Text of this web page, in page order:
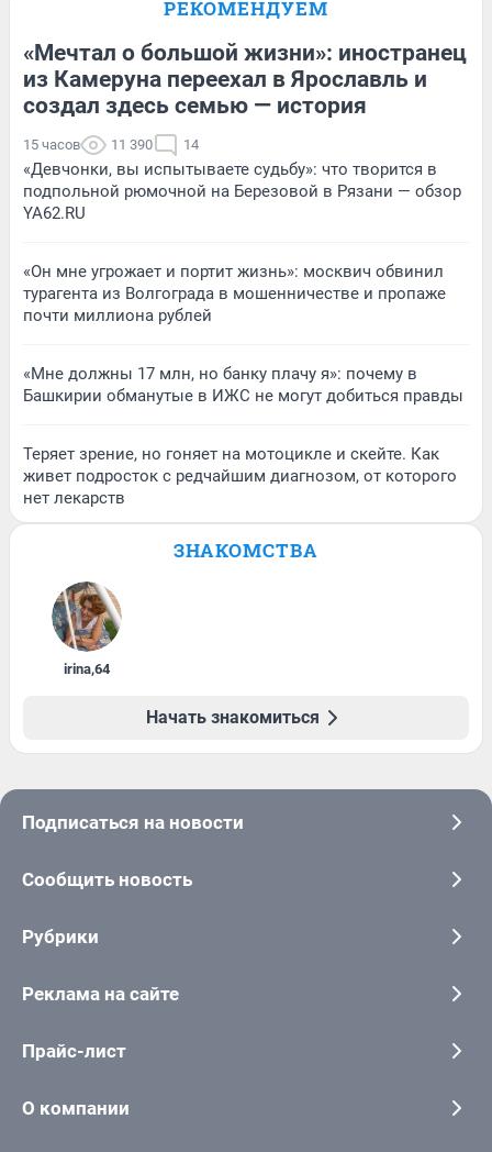
РЕКОМЕНДУЕМ
«Мечтал о большой жизни»: иностранец
из Камеруна переехал в Ярославль и
создал здесь семью — история
15 часов 11 390 14
«Девчонки, вы испытываете судьбу»: что творится в
подпольной рюмочной на Березовой в Рязани — обзор
YA62.RU
«Он мне угрожает и портит жизнь»: москвич обвинил
турагента из Волгограда в мошенничестве и пропаже
почти миллиона рублей
«Мне должны 17 млн, но банку плачу я»: почему в
Башкирии обманутые в ИЖС не могут добиться правды
Теряет зрение, но гоняет на мотоцикле и скейте. Как
живет подросток с редчайшим диагнозом, от которого
нет лекарств
ЗНАКОМСТВА
irina,64
Начать знакомиться
Подписаться на новости
Сообщить новость
Рубрики
Реклама на сайте
Прайс-лист
О компании